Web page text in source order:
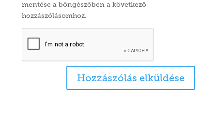
mentése a böngészőben a következő
hozzászólásomhoz.